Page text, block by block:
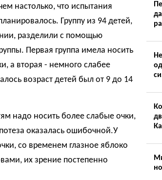
настолько, что испытания
Группу из 94 детей,
разделили с помощью
Первая группа имела носить
а вторая - немного слабее
возраст детей был от 9 до 14
надо носить более слабые очки,
оказалась ошибочной.У
со временем глазное яблоко
их зрение постепенно